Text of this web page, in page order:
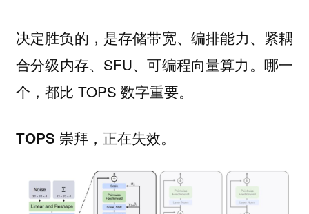
决定胜负的，是存储带宽、编排能力、紧耦
合分级内存、SFU、可编程向量算力。哪一
个，都比 TOPS 数字重要。
TOPS 崇拜，正在失效。